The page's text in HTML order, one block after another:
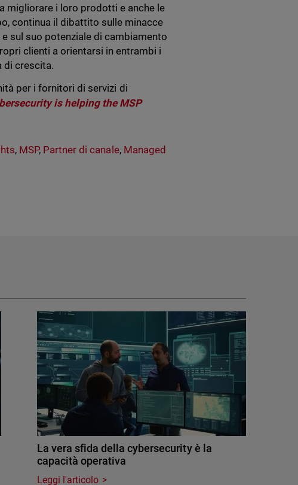
migliorare i loro prodotti e anche le
continua il dibattito sulle minacce
sul suo potenziale di cambiamento
clienti a orientarsi in entrambi i
di crescita.
per i fornitori di servizi di
is helping the MSP
, MSP, Partner di canale, Managed
La vera sfida della cybersecurity è la
capacità operativa
Leggi l'articolo